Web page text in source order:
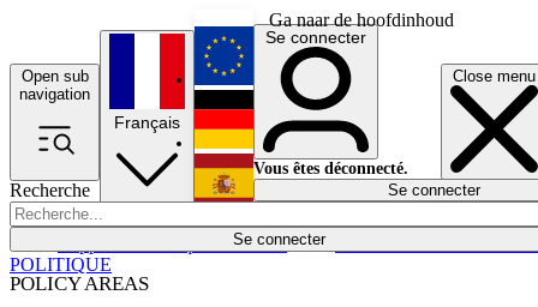
Ga naar de hoofdinhoud
Open sub
navigation
Close menu
Recherche
Se connecter
POLICY AREAS
Économie
Français
English
Deutsch
Español
Se connecter
Vous êtes déconnecté.
Se connecter
POLITIQUE